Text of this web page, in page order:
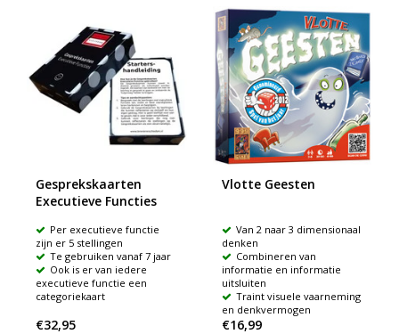
Gesprekskaarten
Executieve Functies
Per executieve functie
zijn er 5 stellingen
Te gebruiken vanaf 7 jaar
Ook is er van iedere
executieve functie een
categoriekaart
€32,95
Vlotte Geesten
Van 2 naar 3 dimensionaal
denken
Combineren van
informatie en informatie
uitsluiten
Traint visuele vaarneming
en denkvermogen
€16,99